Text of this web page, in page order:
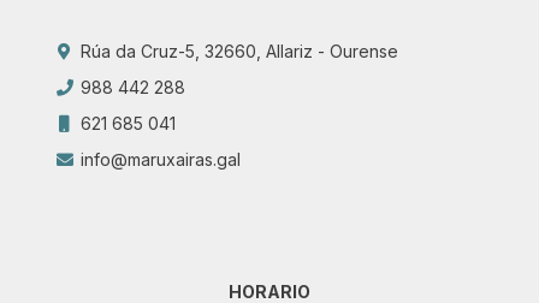
Rúa da Cruz-5, 32660, Allariz - Ourense
988 442 288
621 685 041
info@maruxairas.gal
HORARIO